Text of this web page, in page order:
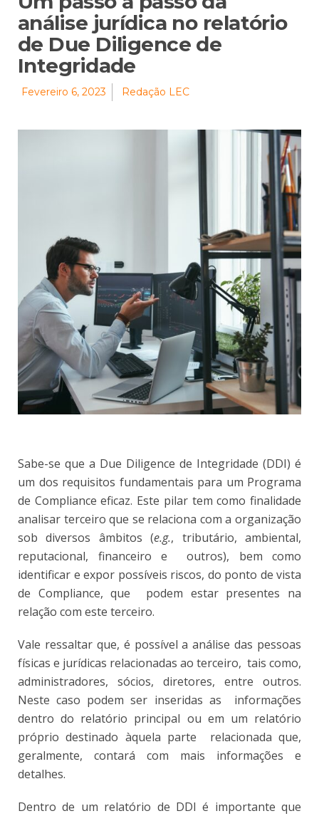
análise jurídica no relatório
de Due Diligence de
Integridade
Fevereiro 6, 2023 Redação LEC
Sabe-se que a Due Diligence de Integridade (DDI) é
um dos requisitos fundamentais para um Programa
de Compliance eficaz. Este pilar tem como finalidade
analisar terceiro que se relaciona com a organização
sob diversos âmbitos (e.g., tributário, ambiental,
reputacional, financeiro e outros), bem como
identificar e expor possíveis riscos, do ponto de vista
de Compliance, que podem estar presentes na
relação com este terceiro.
Vale ressaltar que, é possível a análise das pessoas
físicas e jurídicas relacionadas ao terceiro, tais como,
administradores, sócios, diretores, entre outros.
Neste caso podem ser inseridas as informações
dentro do relatório principal ou em um relatório
próprio destinado àquela parte relacionada que,
geralmente, contará com mais informações e
detalhes.
Dentro de um relatório de DDI é importante que